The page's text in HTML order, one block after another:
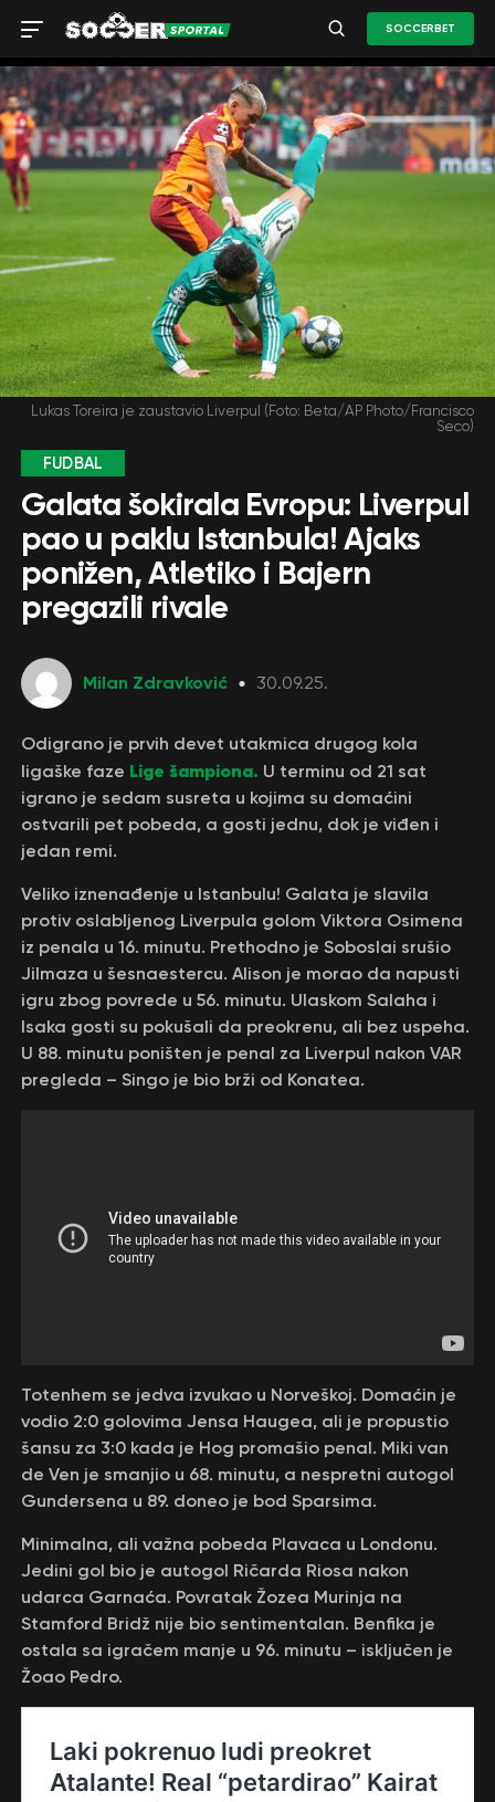
SOCCERBET
Lukas Toreira je zaustavio Liverpul (Foto: Beta/AP Photo/Francisco
Seco)
FUDBAL
Galata šokirala Evropu: Liverpul
pao u paklu Istanbula! Ajaks
ponižen, Atletiko i Bajern
pregazili rivale
Milan Zdravković 30.09.25.
Odigrano je prvih devet utakmica drugog kola
ligaške faze Lige šampiona. U terminu od 21 sat
igrano je sedam susreta u kojima su domaćini
ostvarili pet pobeda, a gosti jednu, dok je viđen i
jedan remi.
Veliko iznenađenje u Istanbulu! Galata je slavila
protiv oslabljenog Liverpula golom Viktora Osimena
iz penala u 16. minutu. Prethodno je Soboslai srušio
Jilmaza u šesnaestercu. Alison je morao da napusti
igru zbog povrede u 56. minutu. Ulaskom Salaha i
Isaka gosti su pokušali da preokrenu, ali bez uspeha.
U 88. minutu poništen je penal za Liverpul nakon VAR
pregleda – Singo je bio brži od Konatea.
Totenhem se jedva izvukao u Norveškoj. Domaćin je
vodio 2:0 golovima Jensa Haugea, ali je propustio
šansu za 3:0 kada je Hog promašio penal. Miki van
de Ven je smanjio u 68. minutu, a nespretni autogol
Gundersena u 89. doneo je bod Sparsima.
Minimalna, ali važna pobeda Plavaca u Londonu.
Jedini gol bio je autogol Ričarda Riosa nakon
udarca Garnaća. Povratak Žozea Murinja na
Stamford Bridž nije bio sentimentalan. Benfika je
ostala sa igračem manje u 96. minutu – isključen je
Žoao Pedro.